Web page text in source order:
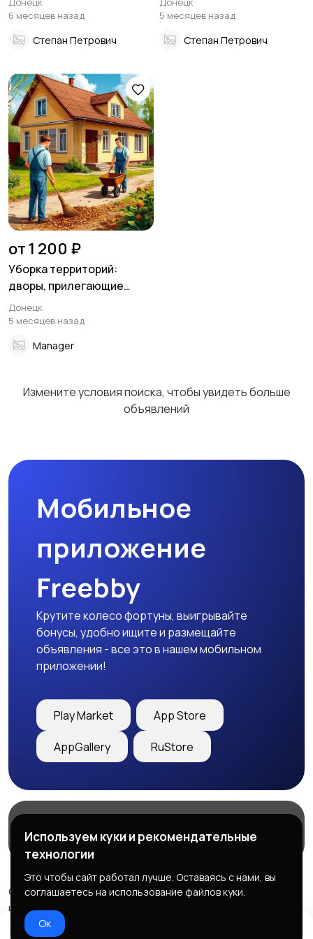
6 месяцев назад
Степан Петрович
5 месяцев назад
Степан Петрович
от 1 200 ₽
Уборка территорий:
дворы, прилегающие
участки — всё будет
убрано.
Донецк
5 месяцев назад
Manager
Измените условия поиска, чтобы увидеть больше
объявлений
Мобильное
приложение
Freebby
Крутите колесо фортуны, выигрывайте
бонусы, удобно ищите и размещайте
объявления - все это в нашем мобильном
приложении!
Play Market App Store
AppGallery RuStore
Служба поддержки
© 2026 Freebby - Сервис бесплатных объявлений ДНР
и ЛНР
Правила сервиса
Используем куки и рекомендательные
технологии
Это чтобы сайт работал лучше. Оставаясь с нами, вы
соглашаетесь на использование файлов куки.
Ок